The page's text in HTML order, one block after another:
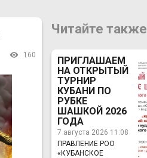
160
Читайте также
ПРИГЛАШАЕМ
НА ОТКРЫТЫЙ
ТУРНИР
КУБАНИ ПО
РУБКЕ
ШАШКОЙ 2026
ГОДА
7 августа 2026 11:08
ПРАВЛЕНИЕ РОО
«КУБАНСКОЕ